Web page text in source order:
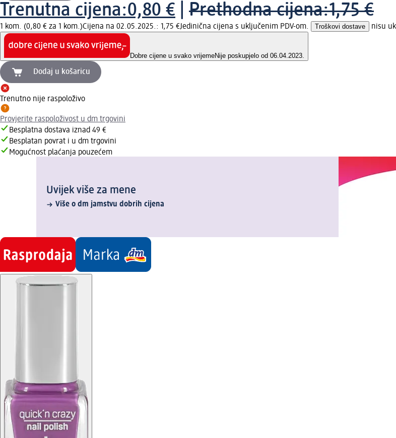
Trenutna cijena:0,80 € Prethodna cijena:1,75 €
1 kom. (0,80 € za 1 kom.)Cijena na 02.05.2025.: 1,75 €Jedinična cijena s uključenim PDV-om. Troškovi dostave nisu
Dobre cijene u svako vrijemeNije poskupjelo od 06.04.2023.
Dodaj u košaricu
Trenutno nije raspoloživo
Provjerite raspoloživost u dm trgovini
Besplatna dostava iznad 49 €
Besplatan povrat i u dm trgovini
Mogućnost plaćanja pouzećem
Uvijek više za mene
Više o dm jamstvu dobrih cijena